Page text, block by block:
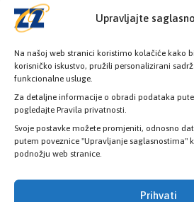
Upravljajte
Na našoj web stranici koristimo kolačiće kako
korisničko iskustvo, pružili personalizirani
funkcionalne usluge.
Za detaljne informacije o obradi podataka
pogledajte Pravila privatnosti.
Svoje postavke možete promjeniti, odnosno
putem poveznice "Upravljanje saglasnostima"
podnožju web stranice.
Prihvati
Provjerite status
zdravstvene
PROVJERITE